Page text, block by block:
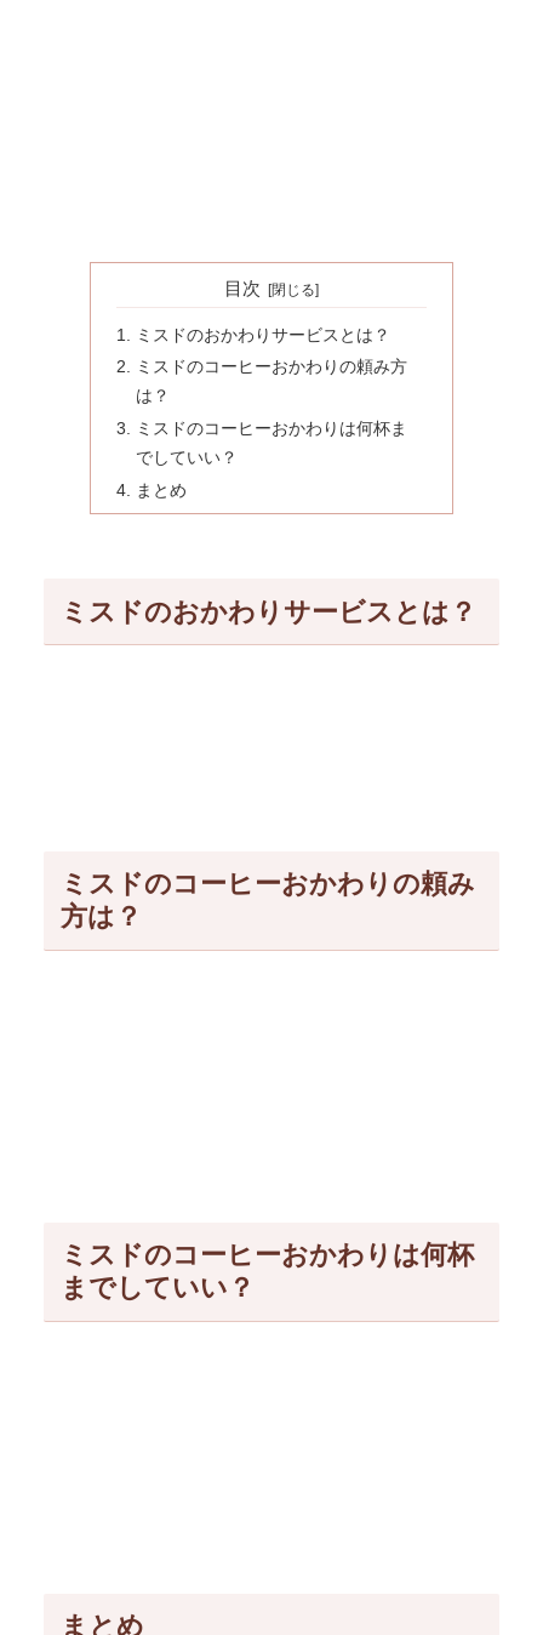
目次
ミスドのおかわりサービスとは？
ミスドのコーヒーおかわりの頼み方
は？
ミスドのコーヒーおかわりは何杯ま
でしていい？
まとめ
ミスドのおかわりサービスとは？
ミスドのコーヒーおかわりの頼み
方は？
ミスドのコーヒーおかわりは何杯
までしていい？
まとめ